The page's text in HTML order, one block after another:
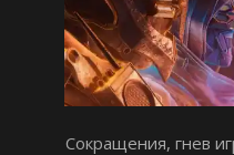
Сокращения, гнев